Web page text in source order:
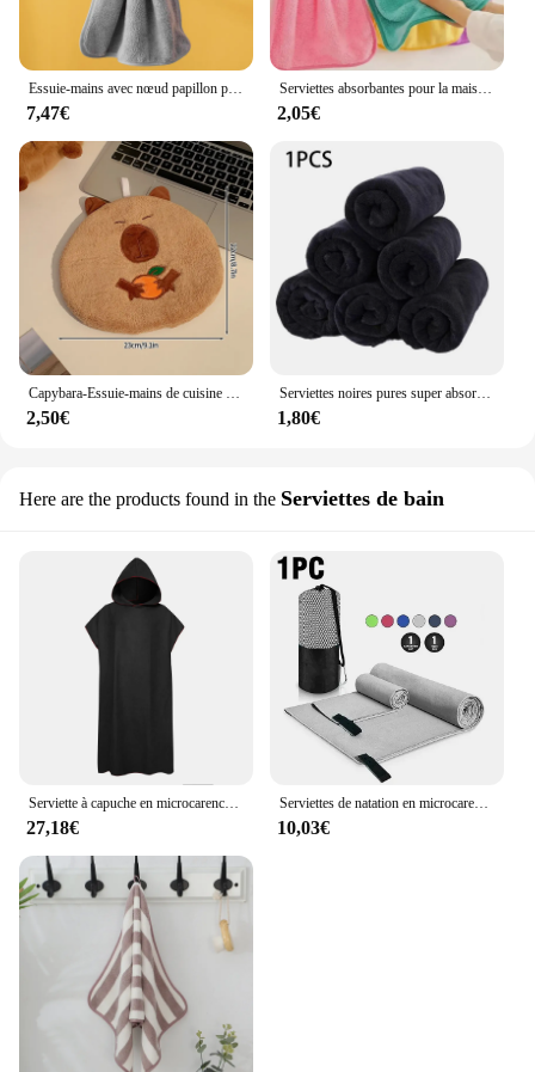
Essuie-mains avec nœud papillon pour hôtels de cuisine, velours, microcarence, doux, séchage rapide, absorbant, livres, Everths, maison, sauna, serviette éponge
7,47€
Serviettes absorbantes pour la maison, essuie-mains de cuisine, sites souriants, fournitures pour la maison, peignoir textile, jardin, 2 pièces, 4 pièces
2,05€
2,50€
Serviettes noires pures super absorbantes, essuie-mains noirs de qualité supérieure, ultra douces, 402 absorbantes, hôtel, spa, fournitures pour la maison
1,80€
Here are the products found in the Serviettes de bain
27,18€
Serviettes de natation en microcarence à séchage rapide pour hommes et femmes, serviette de plage portable, douce, camping en plein air, randonnée, cyclisme, sports de course
10,03€